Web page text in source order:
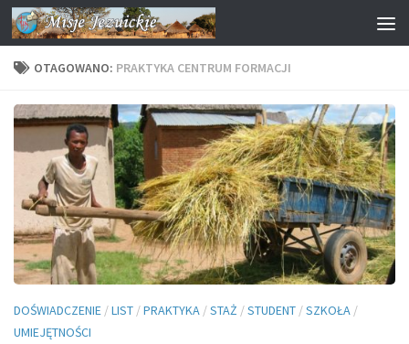
Przejdź do treści
OTAGOWANO: PRAKTYKA CENTRUM FORMACJI
DOŚWIADCZENIE /LIST /PRAKTYKA /STAŻ /STUDENT /SZKOŁA /
UMIEJĘTNOŚCI